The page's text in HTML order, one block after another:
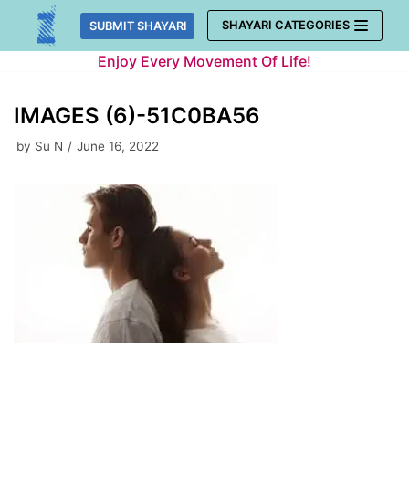
Skip
SUBMIT SHAYARI SHAYARI CATEGORIES
Enjoy Every Movement Of Life!
IMAGES (6)-51C0BA56
by Su N June 16, 2022